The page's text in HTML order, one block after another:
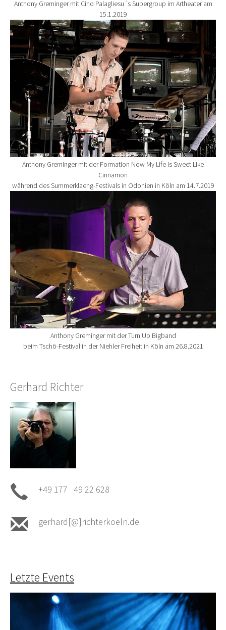
Anthony Greminger mit Cino Palagliesu´s Supergroup im Artheater am
15.1.2019
Show larger version for:
Anthony Greminger mit der Formation Now My Life Is Sweet Like
Cinnamon
während des Summerklaeng-Festivals in Odonien in Köln am 14.7.2019
Anthony Greminger mit der Turn Up Bigband
beim Tschö-Festival in der Niehler Freiheit in Köln am 26.8.2021
Gerhard Richter
+49 177 49 22 628
gerhard[@]richterkoeln.de
Letzte Events